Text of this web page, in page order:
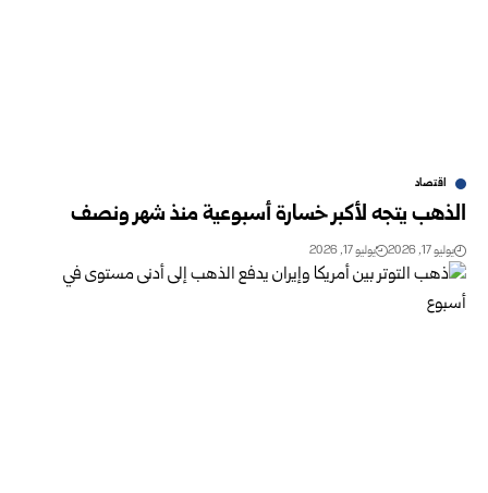
اقتصاد
الذهب يتجه لأكبر خسارة أسبوعية منذ شهر ونصف
يوليو 17, 2026 يوليو 17, 2026